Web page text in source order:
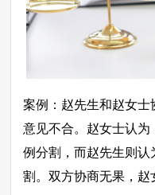
案例：赵先生和赵女士
意见不合。赵女士认
例分割，而赵先生则
割。双方协商无果，赵